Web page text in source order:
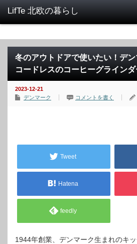
冬のアウトドアで使いたい！デ
コードレスのコーヒーグラインダ
2023-12-21
デンマーク
コメントを書く
Tweet
Hatena
feedly
1944年創業、デンマーク生まれのキ